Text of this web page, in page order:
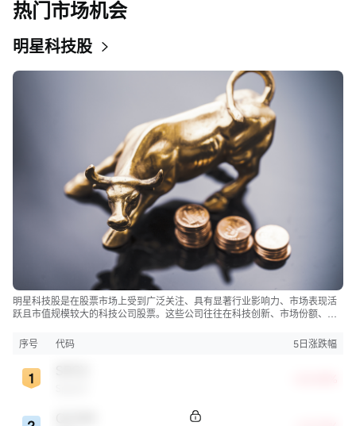
热门市场机会
明星科技股
明星科技股是在股票市场上受到广泛关注、具有显著行业影响力、市场表现活
跃且市值规模较大的科技公司股票。这些公司往往在科技创新、市场份额、品
市，特别是科技行业板块乃至全球经济具有显著影响。
序号 代码 5日涨跌幅